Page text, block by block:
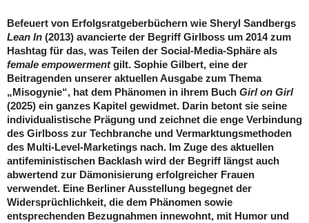
Befeuert von Erfolgsratgeberbüchern wie Sheryl Sandbergs
Lean In (2013) avancierte der Begriff Girlboss um 2014 zum
Hashtag für das, was Teilen der Social-Media-Sphäre als
female empowermentgilt. Sophie Gilbert, eine der
Beitragenden unserer aktuellen Ausgabe zum Thema
„Misogynie“, hat dem Phänomen in ihrem Buch Girl on Girl
(2025) ein ganzes Kapitel gewidmet. Darin betont sie seine
individualistische Prägung und zeichnet die enge Verbindung
des Girlboss zur Techbranche und Vermarktungsmethoden
des Multi-Level-Marketings nach. Im Zuge des aktuellen
antifeministischen Backlash wird der Begriff längst auch
abwertend zur Dämonisierung erfolgreicher Frauen
verwendet. Eine Berliner Ausstellung begegnet der
Widersprüchlichkeit, die dem Phänomen sowie
entsprechenden Bezugnahmen innewohnt, mit Humor und